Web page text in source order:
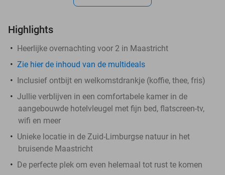
Highlights
Heerlijke overnachting voor 2 in Maastricht
Zie hier de inhoud van de multideals
Inclusief ontbijt en welkomstdrankje (koffie, thee, fris)
Jullie verblijven in een comfortabele kamer in de
aangebouwde hotelvleugel met fijn bed, flatscreen-tv,
wifi en meer
Unieke locatie in de Zuid-Limburgse natuur in het
bruisende Maastricht
De perfecte plek om even helemaal tot rust te komen